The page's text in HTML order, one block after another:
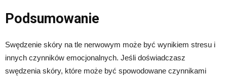
Podsumowanie
Swędzenie skóry na tle nerwowym może być wynikiem stresu i
innych czynników emocjonalnych. Jeśli doświadczasz
swędzenia skóry, które może być spowodowane czynnikami